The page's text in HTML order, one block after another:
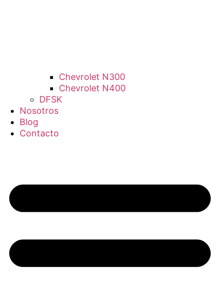
Chevrolet N300
Chevrolet N400
DFSK
Nosotros
Blog
Contacto